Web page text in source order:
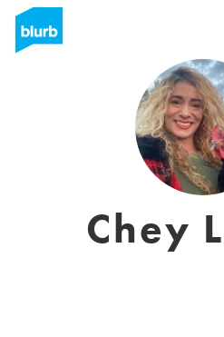
Chey